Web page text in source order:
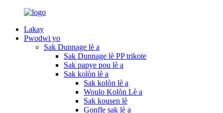
Lakay
Pwodwi yo
Sak Dunnage lè a
Sak Dunnage lè PP trikote
Sak papye pou lè a
Sak kolòn lè a
Sak kolòn lè a
Woulo Kolòn Lè a
Sak kousen lè
Gonfle sak lè a